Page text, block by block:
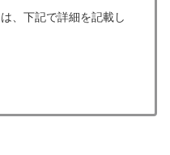
、下記で詳細を記載し